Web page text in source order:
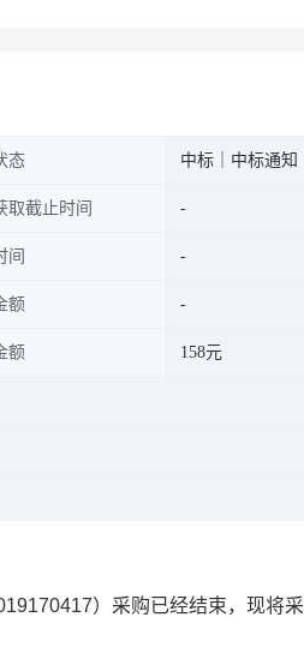
态 中标｜中标通知
取截止时间
间
额
额 158元
）采购已经结束，现将